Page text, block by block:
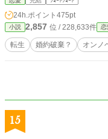
から特に考えてなかった。分
ないんだけど、自分のだとど
ど画像探して毎回設定する時間
ま諸事情で出すべきか否か微
べきかどうか悩んでたのとか
24h.ポイント 475pt
小説 2,857 位 / 228,633件 恋
転生 婚約破棄？ オンノ
15